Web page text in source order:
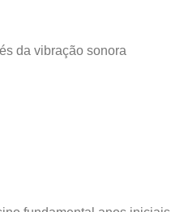
da vibração sonora